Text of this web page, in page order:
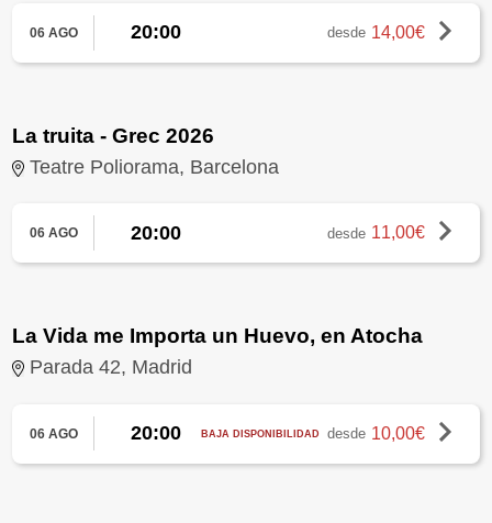
06 AGO 20:00 desde 14,00€
La truita - Grec 2026
Teatre Poliorama, Barcelona
06 AGO 20:00 desde 11,00€
La Vida me Importa un Huevo, en Atocha
Parada 42, Madrid
06 AGO 20:00 BAJA DISPONIBILIDAD desde 10,00€